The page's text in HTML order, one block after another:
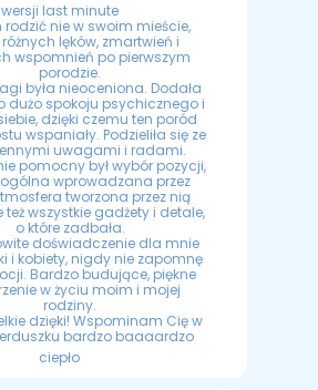
wersji last minute
rodzić nie w swoim mieście,
różnych lęków, zmartwień i
wspomnień po pierwszym
porodzie.
była nieoceniona. Dodała
dużo spokoju psychicznego i
dzięki czemu ten poród
wspaniały. Podzieliła się ze
uwagami i radami.
pomocny był wybór pozycji,
wprowadzana przez
tworzona przez nią
też wszystkie gadżety i detale,
o które zadbała.
doświadczenie dla mnie
i kobiety, nigdy nie zapomnę
Bardzo budujące, piękne
w życiu moim i mojej
rodziny.
dzięki! Wspominam Cię w
bardzo baaaardzo
ciepło